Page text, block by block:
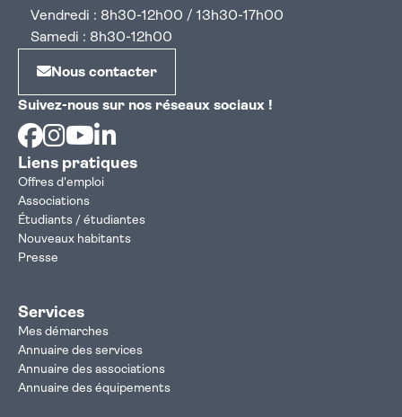
Vendredi : 8h30-12h00 / 13h30-17h00
Samedi : 8h30-12h00
Nous contacter
Suivez-nous sur nos réseaux sociaux !
Facebook
Instagram
Youtube
Liens pratiques
Offres d'emploi
Associations
Étudiants / étudiantes
Nouveaux habitants
Presse
Services
Mes démarches
Annuaire des services
Annuaire des associations
Annuaire des équipements